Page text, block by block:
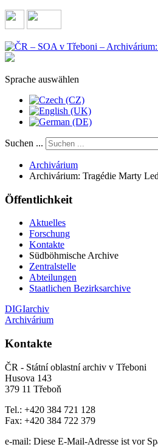
Sprache auswählen
Suchen ...
Archivárium
Archivárium: Tragédie Marty
Öffentlichkeit
Aktuelles
Forschung
Kontakte
Südböhmische Archive
Zentralstelle
Abteilungen
Staatlichen Bezirksarchive
DIGIarchiv
Archivárium
Kontakte
ČR - Státní oblastní archiv v Třeboni
Husova 143
379 11 Třeboň
Tel.: +420 384 721 128
Fax: +420 384 722 379
e-mail: Diese E-Mail-Adresse ist vor